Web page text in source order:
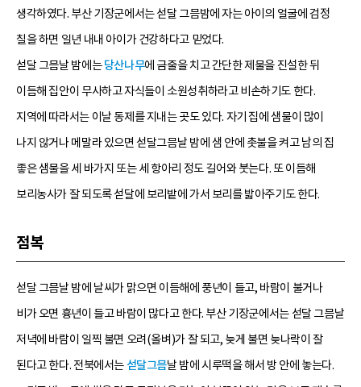
생각하였다. 부산 기장군에서는 섣달 그믐밤에 자는 아이의 얼굴에 검정
칠을 하면 일년 내내 아이가 건강하다고 믿었다.
섣달 그믐날 밤에는당산나무에 금줄을 치고 간단한 제물을 진설한 뒤
이듬해 집안이 무사하고 자식들이 소원성취하라고 비손하기도 한다.
지역에 따라서는 이날 동제를 지내는 곳도 있다. 자기 집에 샘물이 많이
나지 않거나 메말라 있으면 섣달그믐날 밤에 샘 안에 촛불을 켜고 남의 집
좋은 샘물을 세 바가지 또는 세 항아리 정도 길어와 붓는다. 또 이듬해
보리농사가 잘 되도록 섣달에 보리밭에 가서 보리를 밟아주기도 한다.
점복
섣달 그믐날 밤에 날씨가 맑으면 이듬해에 풍년이 들고, 바람이 불거나
비가 오면 흉년이 들고 바람이 많다고 한다. 부산 기장군에서는 섣달 그믐날
저녁에 바람이 일찍 불면 오려(올벼)가 잘 되고, 늦게 불면 늦나락이 잘
된다고 한다. 전북에서는섣달그믐날 밤에 시루떡을 해서 방 안에 놓는다.